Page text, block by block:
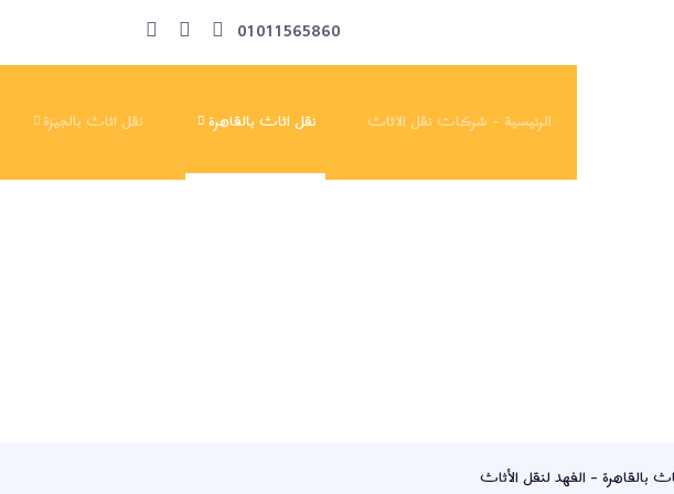
01011565860
الرئيسية – شركات نقل الاثاث نقل اثاث بالقاهرة نقل اثاث بالجيزة
بالقاهرة – الفهد لنقل الأثاث